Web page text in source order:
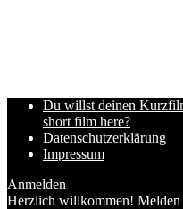
Du willst deinen
short film here?
Datenschutzerklärung
Impressum
Anmelden
Herzlich willkommen! Melden